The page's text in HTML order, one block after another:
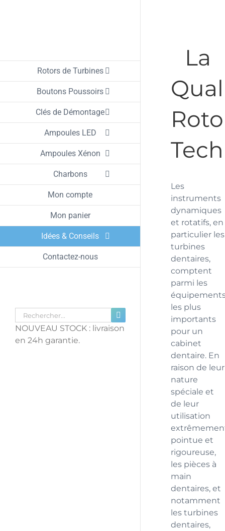
Rotors de Turbines
Boutons Poussoirs
Clés de Démontage
Ampoules LED
Ampoules Xénon
Charbons
Mon compte
Mon panier
Idées & Conseils
Contactez-nous
NOUVEAU STOCK : livraison
en 24h garantie.
Rechercher:
La
Les
instruments
dynamiques
et rotatifs, en
particulier les
turbines
dentaires,
comptent
parmi les
les plus
importants
pour un
cabinet
dentaire. En
raison de leur
nature
spéciale et
de leur
utilisation
pointue et
rigoureuse,
les pièces à
main
dentaires, et
notamment
les turbines
dentaires,